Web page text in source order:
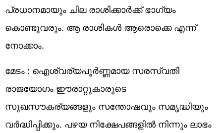
പ്രധാനമായും ചില രാശിക്കാർക്ക് ഭാഗ്യം
കൊണ്ടുവരും. ആ രാശികൾ ആരൊക്കെ എന്ന്
നോക്കാം.
മേടം : ഐശ്വര്യപൂർണ്ണമായ സരസ്വതി
രാജയോഗം ഈരാറ്റുകാരുടെ
സുഖസൗകര്യങ്ങളും സന്തോഷവും സമൃദ്ധിയും
വർദ്ധിപ്പിക്കും. പഴയ നിക്ഷേപങ്ങളിൽ നിന്നും ലാഭം